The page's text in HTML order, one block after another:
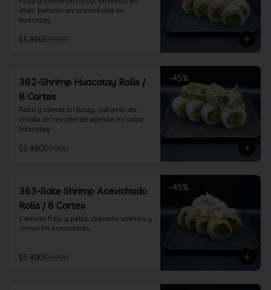
atún, bañado en acevichada de
huacatay
$5.490$9.990
-45%
362-Shrimp Huacatay Rolls /
8 Cortes
Palta y camarón furay, cubierto de
criolla de ceviche de salmón en salsa
huacatay
$5.490$9.990
-45%
363-Sake Shrimp Acevichado
Rolls / 8 Cortes
Camote frito y palta, cubierto salmón y
camarón acevichado
$5.490$9.990